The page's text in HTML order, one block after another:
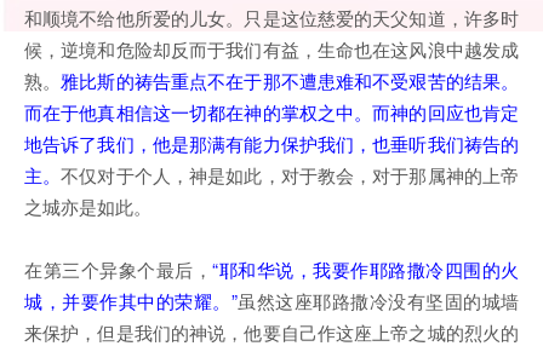
和顺境不给他所爱的儿女。只是这位慈爱的天父知道，许多时
候，逆境和危险却反而于我们有益，生命也在这风浪中越发成
熟。 雅比斯的祷告重点不在于那不遭患难和不受艰苦的结果。
而在于他真相信这一切都在神的掌权之中。而神的回应也肯定
地告诉了我们，他是那满有能力保护我们，也垂听我们祷告的
主。不仅对于个人，神是如此，对于教会，对于那属神的上帝
之城亦是如此。
在第三个异象个最后， “耶和华说，我要作耶路撒冷四围的火
城，并要作其中的荣耀。”虽然这座耶路撒冷没有坚固的城墙
来保护，但是我们的神说，他要自己作这座上帝之城的烈火的